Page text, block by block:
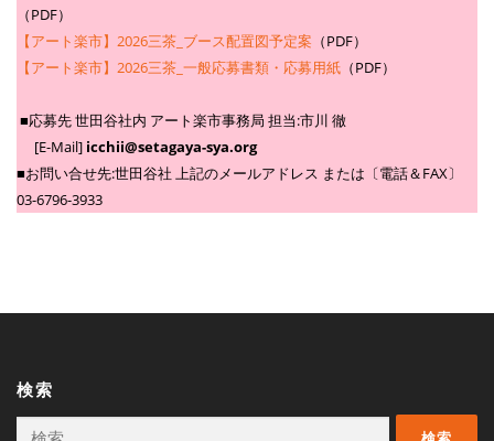
（PDF）
【アート楽市】2026三茶_ブース配置図予定案 （PDF）
【アート楽市】2026三茶_一般応募書類・応募用紙 （PDF）
■応募先 世田谷社内 アート楽市事務局 担当:市川 徹
[E-Mail]icchii@setagaya-sya.org
■お問い合せ先:世田谷社 上記のメールアドレス または〔電話＆FAX〕
03-6796-3933
検索